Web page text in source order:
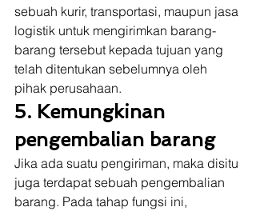
sebuah kurir, transportasi, maupun jasa
logistik untuk mengirimkan barang-
barang tersebut kepada tujuan yang
telah ditentukan sebelumnya oleh
pihak perusahaan.
5. Kemungkinan
pengembalian barang
Jika ada suatu pengiriman, maka disitu
juga terdapat sebuah pengembalian
barang. Pada tahap fungsi ini,